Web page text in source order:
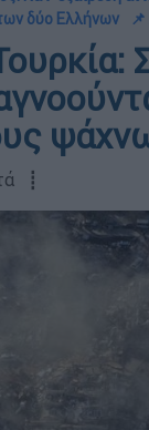
δύο Ελλήνων
┋